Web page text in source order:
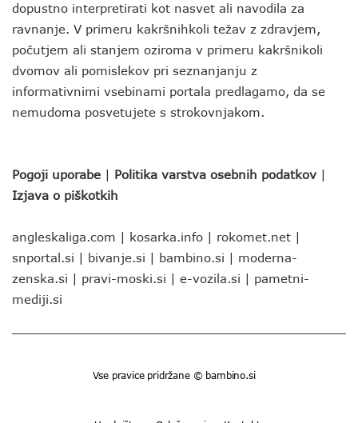
dopustno interpretirati kot nasvet ali navodila za
ravnanje. V primeru kakršnihkoli težav z zdravjem,
počutjem ali stanjem oziroma v primeru kakršnikoli
dvomov ali pomislekov pri seznanjanju z
informativnimi vsebinami portala predlagamo, da se
nemudoma posvetujete s strokovnjakom.
Pogoji uporabe | Politika varstva osebnih podatkov |
Izjava o piškotkih
angleskaliga.com | kosarka.info | rokomet.net |
snportal.si | bivanje.si | bambino.si | moderna-
zenska.si | pravi-moski.si | e-vozila.si | pametni-
mediji.si
Vse pravice pridržane © bambino.si